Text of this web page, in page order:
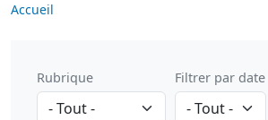
Accueil
Rubrique Filtrer par date